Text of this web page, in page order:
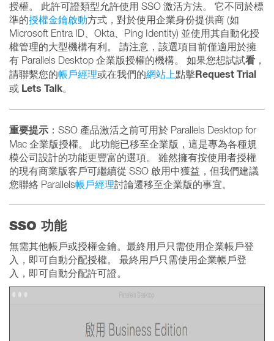
授權。 此許可證類型允許使用 SSO 激活方法。 它不同於標
準的授權金鑰啟動方式，對於使用企業身份提供商 (如
Microsoft Entra ID、Okta、Ping Identity) 並使用其自動化授
權管理的大型機構有利。 請注意，該選項目前僅適用於擁
有 Parallels Desktop 企業版授權的機構。 如果您想試試看 ，
請聯繫您的帳戶經理或在我們的網站上點擊Request Trial
或 Lets Talk。
重要提示 ：SSO 產品激活之前可用於 Parallels Desktop for
Mac 企業版授權。 此功能已移至企業版，這是專為各種規
模公司設計的功能更豐富的選項。 雖然擁有按使用者授權
的現有商業版客戶可繼續從 SSO 啟用中獲益，但我們建議
您聯絡 Parallels帳戶經理討論遷移至企業版的事宜。
SSO 功能
無需其他帳戶或授權金鑰。最終用戶只需使用企業帳戶登
入，即可自動分配授權。 最終用戶只需使用企業帳戶登
入，即可自動分配許可證。